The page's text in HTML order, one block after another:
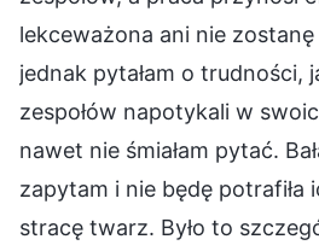
lekceważona ani nie
jednak pytałam o trudności,
zespołów napotykali w
nawet nie śmiałam pytać.
zapytam i nie będę potrafiła
stracę twarz. Było to